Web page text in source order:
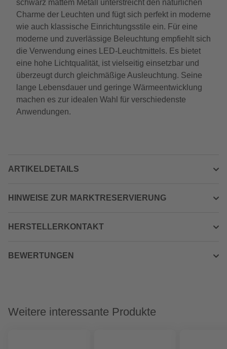
schwarz mattem Metall unterstreicht den natürlichen
Charme der Leuchten und fügt sich perfekt in moderne
wie auch klassische Einrichtungsstile ein. Für eine
moderne und zuverlässige Beleuchtung empfiehlt sich
die Verwendung eines LED-Leuchtmittels. Es bietet
eine hohe Lichtqualität, ist vielseitig einsetzbar und
überzeugt durch gleichmäßige Ausleuchtung. Seine
lange Lebensdauer und geringe Wärmeentwicklung
machen es zur idealen Wahl für verschiedenste
Anwendungen.
ARTIKELDETAILS
HINWEISE ZUR MARKTRESERVIERUNG
HERSTELLERKONTAKT
BEWERTUNGEN
Weitere interessante Produkte